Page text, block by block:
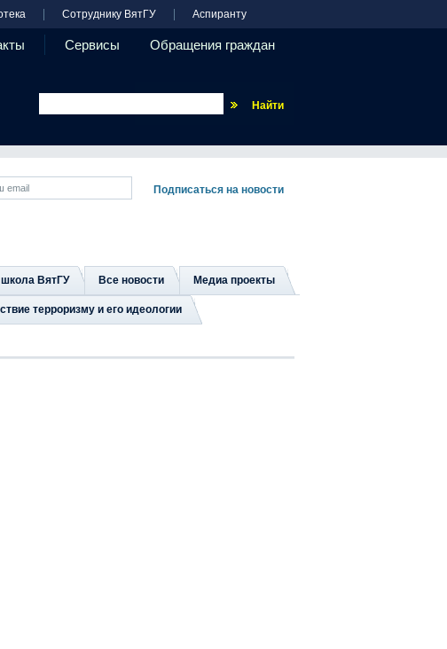
Сотруднику ВятГУ Аспиранту
Сервисы Обращения граждан
школа ВятГУ Все новости Медиа проекты
терроризму и его идеологии